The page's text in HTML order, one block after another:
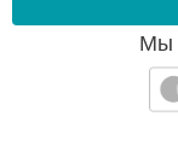
Мы